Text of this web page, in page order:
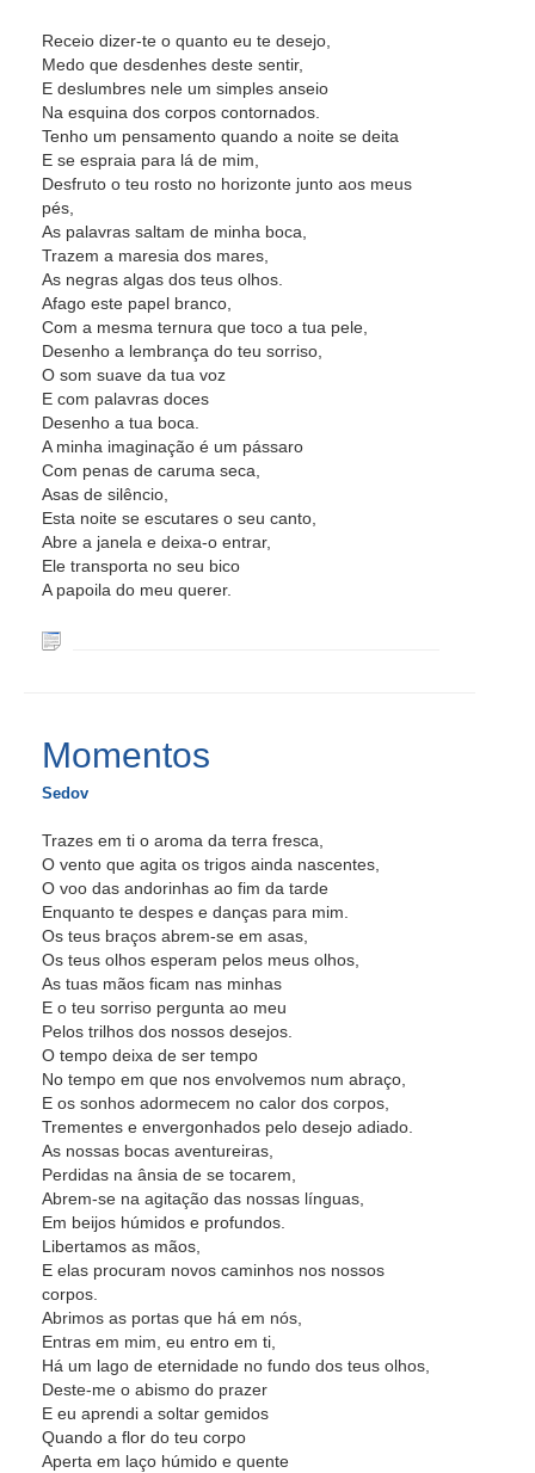
Receio dizer-te o quanto eu te desejo,
Medo que desdenhes deste sentir,
E deslumbres nele um simples anseio
Na esquina dos corpos contornados.
Tenho um pensamento quando a noite se deita
E se espraia para lá de mim,
Desfruto o teu rosto no horizonte junto aos meus
pés,
As palavras saltam de minha boca,
Trazem a maresia dos mares,
As negras algas dos teus olhos.
Afago este papel branco,
Com a mesma ternura que toco a tua pele,
Desenho a lembrança do teu sorriso,
O som suave da tua voz
E com palavras doces
Desenho a tua boca.
A minha imaginação é um pássaro
Com penas de caruma seca,
Asas de silêncio,
Esta noite se escutares o seu canto,
Abre a janela e deixa-o entrar,
Ele transporta no seu bico
A papoila do meu querer.
Momentos
Sedov
Trazes em ti o aroma da terra fresca,
O vento que agita os trigos ainda nascentes,
O voo das andorinhas ao fim da tarde
Enquanto te despes e danças para mim.
Os teus braços abrem-se em asas,
Os teus olhos esperam pelos meus olhos,
As tuas mãos ficam nas minhas
E o teu sorriso pergunta ao meu
Pelos trilhos dos nossos desejos.
O tempo deixa de ser tempo
No tempo em que nos envolvemos num abraço,
E os sonhos adormecem no calor dos corpos,
Trementes e envergonhados pelo desejo adiado.
As nossas bocas aventureiras,
Perdidas na ânsia de se tocarem,
Abrem-se na agitação das nossas línguas,
Em beijos húmidos e profundos.
Libertamos as mãos,
E elas procuram novos caminhos nos nossos
corpos.
Abrimos as portas que há em nós,
Entras em mim, eu entro em ti,
Há um lago de eternidade no fundo dos teus olhos,
Deste-me o abismo do prazer
E eu aprendi a soltar gemidos
Quando a flor do teu corpo
Aperta em laço húmido e quente